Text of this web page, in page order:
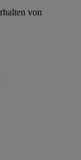
von